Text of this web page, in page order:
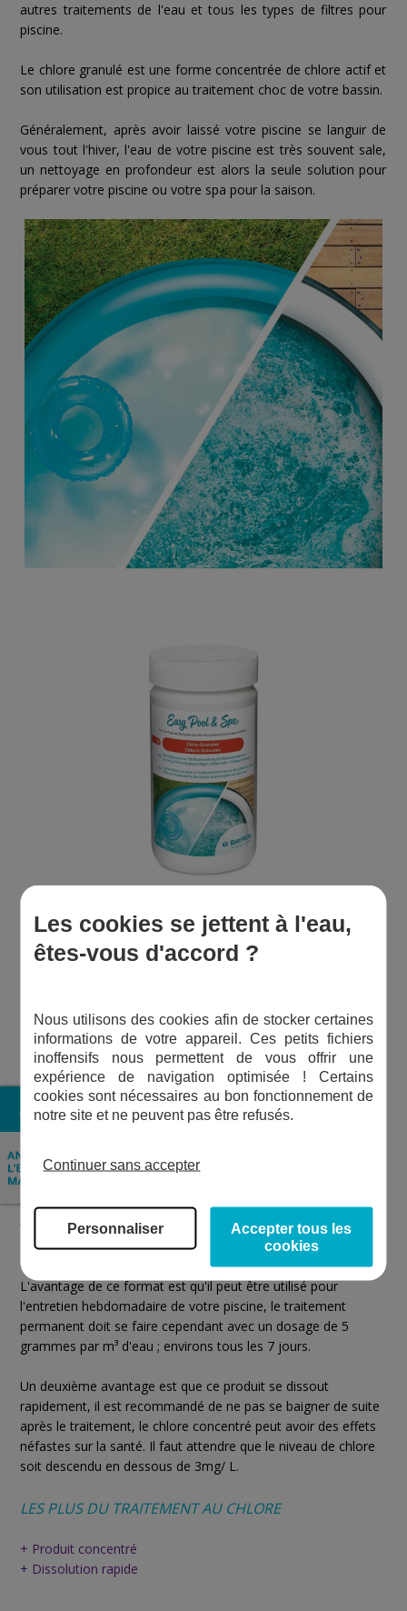
autres traitements de l'eau et tous les types de filtres pour
piscine.
Le chlore granulé est une forme concentrée de chlore actif et
son utilisation est propice au traitement choc de votre bassin.
Généralement, après avoir laissé votre piscine se languir de
vous tout l'hiver, l'eau de votre piscine est très souvent sale,
un nettoyage en profondeur est alors la seule solution pour
préparer votre piscine ou votre spa pour la saison.
environnement sain. Utilisez les granulés de chloreEasy Pool
& Spalorsque des algues se développent, la chloration choc
est un remède efficace. Enfin, il s'utilise très bien après
d'éventuelles intempéries affectant votre bassin.
Le Chlore choc granulés, Easy Pool & Spa avec parcimonie
C'est ce qu'on appelle aussi du chlore non stabilisé ! Ici, sous
forme granulaire de chlore, il est plus souvent utilisé pour un
traitement choc ! C'est pourquoi, Bayrol recommande de
verser le produit (devant la buse de refoulement) pour 20
grammes de granulés par m³ d'eau.
L'avantage de ce format est qu'il peut être utilisé pour
l'entretien hebdomadaire de votre piscine, le traitement
permanent doit se faire cependant avec un dosage de 5
grammes par m³ d'eau ; environs tous les 7 jours.
Un deuxième avantage est que ce produit se dissout
rapidement, il est recommandé de ne pas se baigner de suite
après le traitement, le chlore concentré peut avoir des effets
néfastes sur la santé. Il faut attendre que le niveau de chlore
soit descendu en dessous de 3mg/ L.
LES PLUS DU TRAITEMENT AU CHLORE
+ Produit concentré
+ Dissolution rapide
Les cookies se jettent à l'eau,
êtes-vous d'accord ?
Nous utilisons des cookies afin de stocker certaines
informations de votre appareil. Ces petits fichiers
inoffensifs nous permettent de vous offrir une
expérience de navigation optimisée ! Certains
cookies sont nécessaires au bon fonctionnement de
notre site et ne peuvent pas être refusés.
Continuer sans accepter
Personnaliser
Accepter tous les
cookies